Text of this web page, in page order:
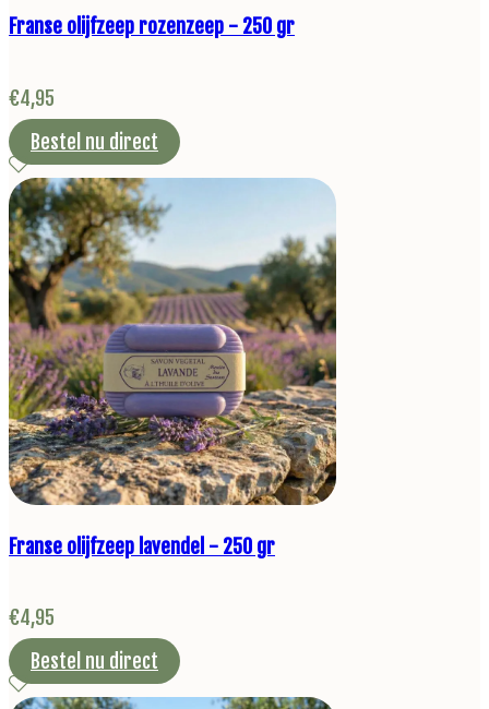
Franse olijfzeep rozenzeep - 250 gr
€4,95
Bestel nu direct
Franse olijfzeep lavendel - 250 gr
€4,95
Bestel nu direct